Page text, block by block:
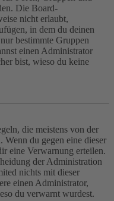
Die Board-
nicht erlaubt,
in dem du deinen
bestimmte Gruppen
einen Administrator
bist, wieso du keine
die meistens von der
du gegen eine dieser
eine Verwarnung erteilen.
der Administration
nichts mit dieser
einen Administrator,
du verwarnt wurdest.